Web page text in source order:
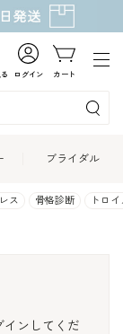
ログイン カート
ブライダル
ス 骨格診断 トロ
インしてくだ